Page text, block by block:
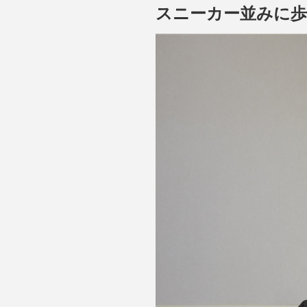
スニーカー並みに